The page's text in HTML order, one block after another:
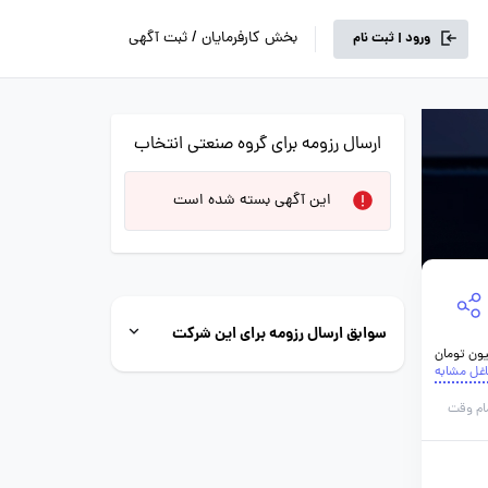
ورود | ثبت نام بخش کارفرمایان / ثبت آگهی
مشابه
وقت
ارسال رزومه برای گروه صنعتی انتخاب
این آگهی بسته شده است
سوابق ارسال رزومه برای این شرکت